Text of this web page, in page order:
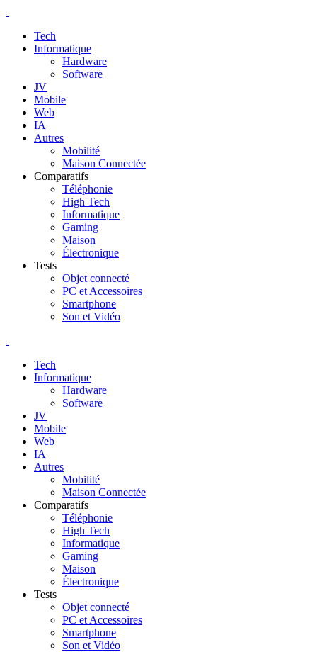
Tech
Informatique
Hardware
Software
JV
Mobile
Web
IA
Autres
Mobilité
Maison Connectée
Comparatifs
Téléphonie
High Tech
Informatique
Gaming
Maison
Électronique
Tests
Objet connecté
PC et Accessoires
Smartphone
Son et Vidéo
Tech
Informatique
Hardware
Software
JV
Mobile
Web
IA
Autres
Mobilité
Maison Connectée
Comparatifs
Téléphonie
High Tech
Informatique
Gaming
Maison
Électronique
Tests
Objet connecté
PC et Accessoires
Smartphone
Son et Vidéo